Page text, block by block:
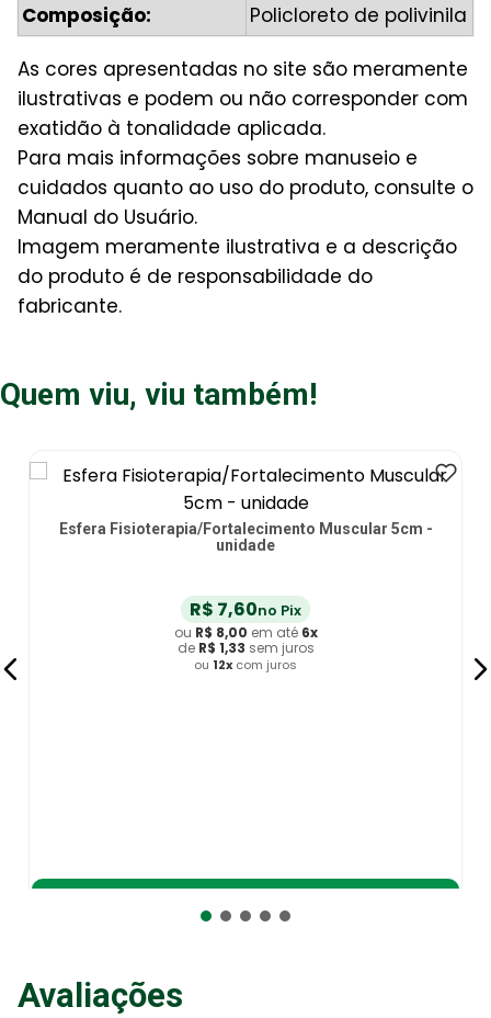
Composição: Policloreto de polivinila
As cores apresentadas no site são meramente
ilustrativas e podem ou não corresponder com
exatidão à tonalidade aplicada.
Para mais informações sobre manuseio e
cuidados quanto ao uso do produto, consulte o
Manual do Usuário.
Imagem meramente ilustrativa e a descrição
do produto é de responsabilidade do
fabricante.
Quem viu, viu também!
Esfera Fisioterapia/Fortalecimento Muscular 5cm -
unidade
R$ 7,60no Pix
ou R$ 8,00 em até 6x
de R$ 1,33 sem juros
ou 12x com juros
Avaliações